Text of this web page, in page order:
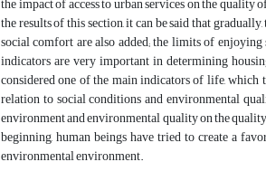
the results of this section, it can be said that
social comfort are also added; the limits of
indicators are very important in determining
considered one of the main indicators of life,
relation to social conditions and environmental
environment and environmental quality on the
beginning, human beings have tried to create a
environmental environment.